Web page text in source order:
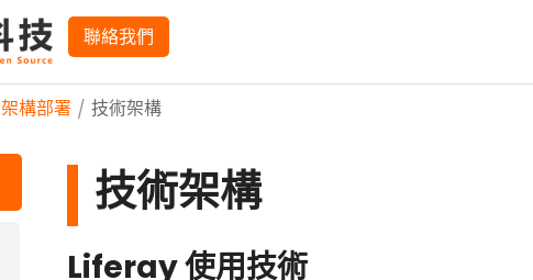
聯絡我們
架構部署 / 技術架構
技術架構
Liferay 使用技術